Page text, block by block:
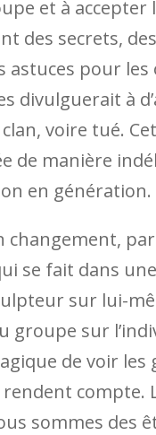
et à
des secrets,
astuces pour
divulguerait à
voire tué.
de manière
en génération.
changement,
se fait dans
sur lui-
groupe sur
de voir
rendent
sommes des